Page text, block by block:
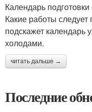
Календарь
Какие работы
подскажет календарь
холодами.
читать дальше →
Последние